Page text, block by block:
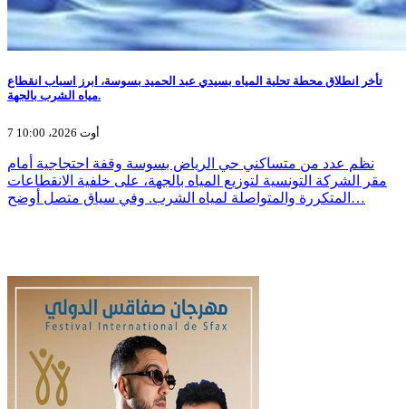
تأخر انطلاق محطة تحلية المياه بسيدي عبد الحميد بسوسة، ابرز اسباب انقطاع
مياه الشرب بالجهة.
7 أوت 2026، 10:00
نظم عدد من متساكني حي الرياض بسوسة وقفة احتجاجية أمام
مقر الشركة التونسية لتوزيع المياه بالجهة، على خلفية الانقطاعات
المتكررة والمتواصلة لمياه الشرب. وفي سياق متصل أوضح…